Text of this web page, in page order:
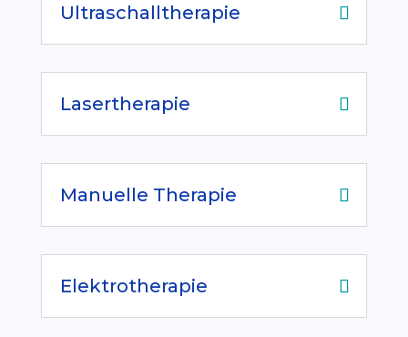
Ultraschalltherapie
Lasertherapie
Manuelle Therapie
Elektrotherapie